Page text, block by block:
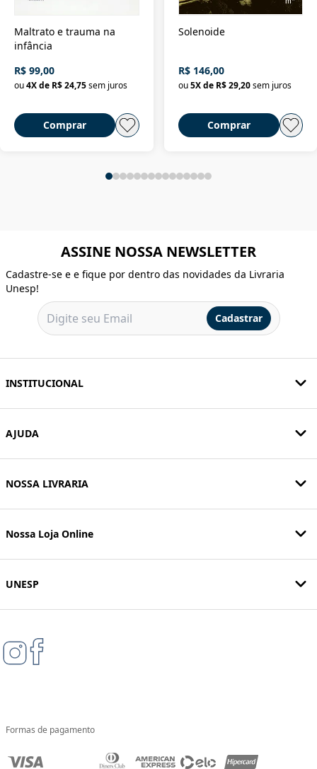
Maltrato e trauma na
infância
R$ 99,00
ou4X de R$ 24,75sem juros
Comprar
Solenoide
R$ 146,00
ou 5X de R$ 29,20 sem juros
Comprar
ASSINE NOSSA NEWSLETTER
Cadastre-se e e fique por dentro das novidades da Livraria
Unesp!
Cadastrar
INSTITUCIONAL
AJUDA
NOSSA LIVRARIA
Nossa Loja Online
UNESP
Formas de pagamento